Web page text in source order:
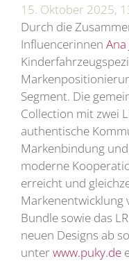
15. Oktober 2025,
Durch die
Influencerinnen Ana
Segment. Die
Collection mit zwei
authentische
Markenbindung
moderne
erreicht und
Markenentwicklung
Bundle sowie das
neuen Designs ab
unterwww.puky.de